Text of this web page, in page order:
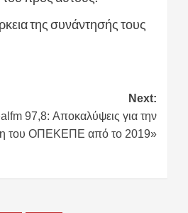
της συνάντησής τους
Next:
97,8: Αποκαλύψεις για την
του ΟΠΕΚΕΠΕ από το 2019»